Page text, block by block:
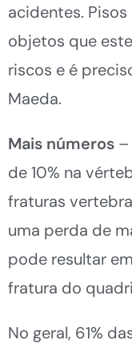
acidentes.
objetos que
riscos e é
Maeda.
Mais números –
de 10% na
fraturas
uma perda de
pode resultar
fratura do
No geral, 61%